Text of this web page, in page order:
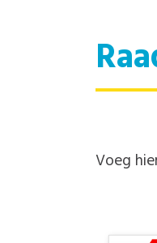
Voeg